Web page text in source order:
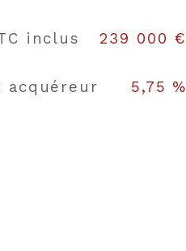
inclus 239 000 €
acquéreur 5,75 %